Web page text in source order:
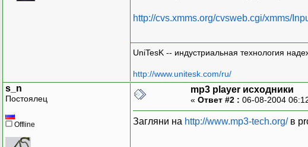
http://cvs.xmms.org/cvsweb.cgi/xmms/
UniTesK -- индустриальная технология
http://www.unitesk.com/ru/
s_n
Постоялец
Offline
mp3 player исходники
« Ответ #2 : 06-08-2004
Загляни на http://www.mp3-tech.org/в